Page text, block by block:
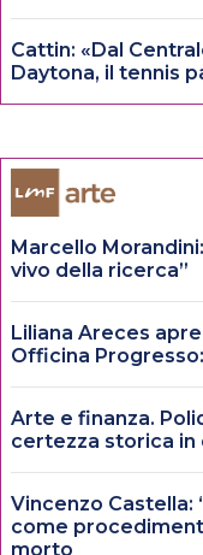
Cattin: «Dal
Daytona, il tennis
Marcello
vivo della ricerca”
Liliana Areces
Officina
Arte e finanza.
certezza storica in
Vincenzo Castella:
come
morto